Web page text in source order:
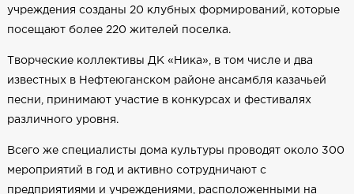
учреждения созданы 20 клубных формирований, которые
посещают более 220 жителей поселка.
Творческие коллективы ДК «Ника», в том числе и два
известных в Нефтеюганском районе ансамбля казачьей
песни, принимают участие в конкурсах и фестивалях
различного уровня.
Всего же специалисты дома культуры проводят около 300
мероприятий в год и активно сотрудничают с
предприятиями и учреждениями, расположенными на